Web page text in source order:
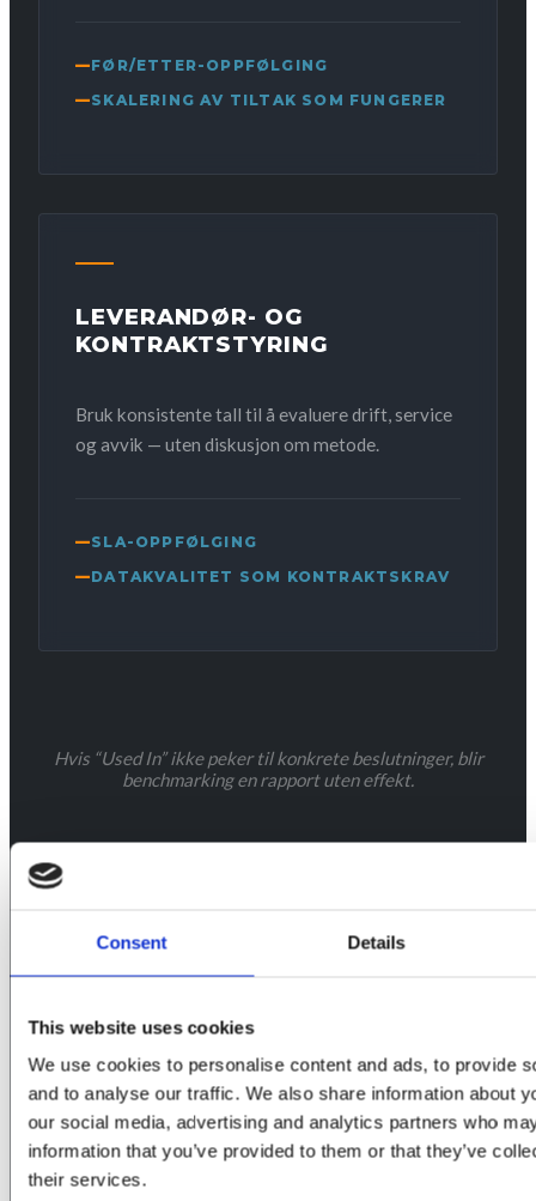
Consent Details
This website uses cookies
We use cookies to personalise content and ads, to provide
and to analyse our traffic. We also share information about
our social media, advertising and analytics partners who
information that you’ve provided to them or that they’ve
their services.
FØR/ETTER-OPPFØLGING
SKALERING AV TILTAK SOM FUNGERER
LEVERANDØR- OG
KONTRAKTSTYRING
Bruk konsistente tall til å evaluere drift, service
og avvik — uten diskusjon om metode.
SLA-OPPFØLGING
DATAKVALITET SOM KONTRAKTSKRAV
Hvis “Used In” ikke peker til konkrete beslutninger, blir
benchmarking en rapport uten effekt.